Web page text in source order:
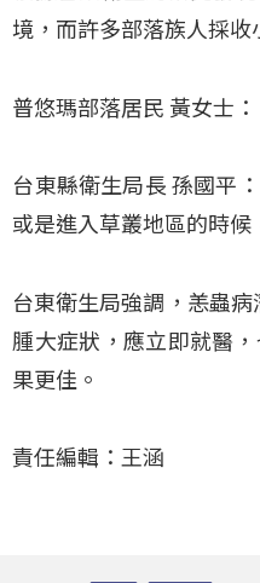
境，而許多部落族人採收
普悠瑪部落居民 黃女士
台東縣衛生局長 孫國平
或是進入草叢地區的時候
台東衛生局強調，恙蟲
腫大症狀，應立即就醫
果更佳。
責任編輯：王涵